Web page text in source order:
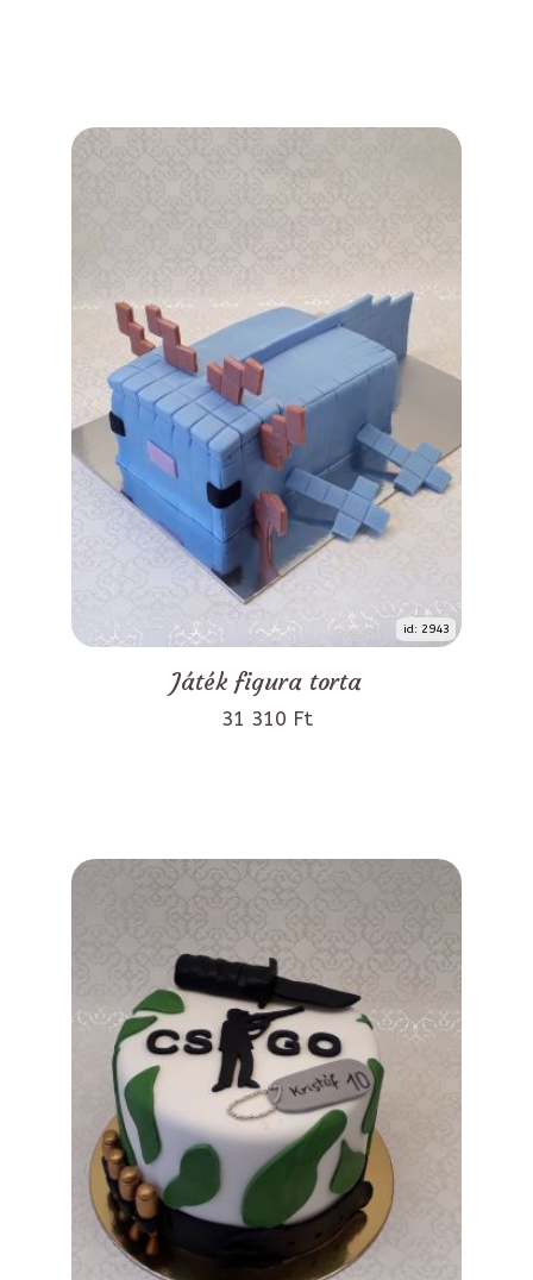
id: 2943
Játék figura torta
31 310 Ft